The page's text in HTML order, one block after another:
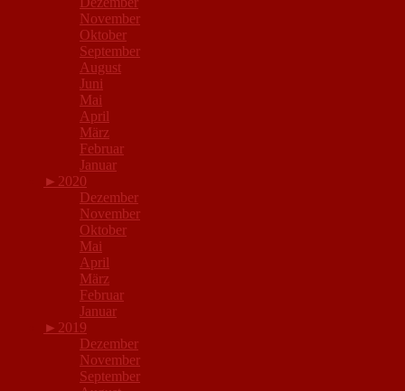
November
Oktober
September
August
Juni
Mai
April
März
Februar
Januar
► 2020
Dezember
November
Oktober
Mai
April
März
Februar
Januar
► 2019
Dezember
November
September